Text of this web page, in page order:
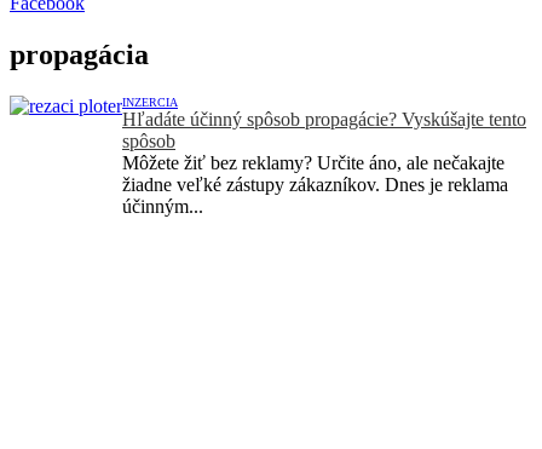
propagácia
INZERCIA
Hľadáte účinný spôsob propagácie? Vyskúšajte tento
spôsob
Môžete žiť bez reklamy? Určite áno, ale nečakajte
žiadne veľké zástupy zákazníkov. Dnes je reklama
účinným...